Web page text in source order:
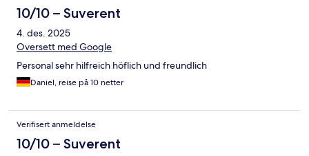
10/10 – Suverent
4. des. 2025
Oversett med Google
Personal sehr hilfreich höflich und freundlich
Daniel, reise på 10 netter
Verifisert anmeldelse
10/10 – Suverent